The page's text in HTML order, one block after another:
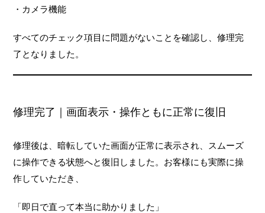
・カメラ機能
すべてのチェック項目に問題がないことを確認し、修理完
了となりました。
修理完了｜画面表示・操作ともに正常に復旧
修理後は、暗転していた画面が正常に表示され、スムーズ
に操作できる状態へと復旧しました。お客様にも実際に操
作していただき、
「即日で直って本当に助かりました」